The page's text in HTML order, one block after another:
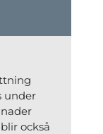
under
också